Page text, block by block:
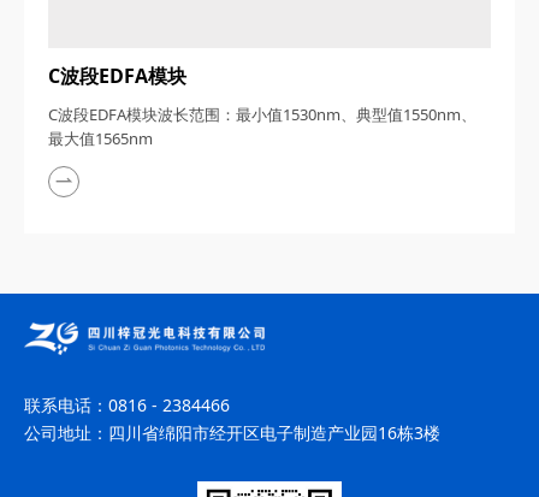
C波段EDFA模块
C波段EDFA模块波长范围：最小值1530nm、典型值1550nm、
最大值1565nm
联系电话： 0816 - 2384466
公司地址： 四川省绵阳市经开区电子制造产业园16栋3楼